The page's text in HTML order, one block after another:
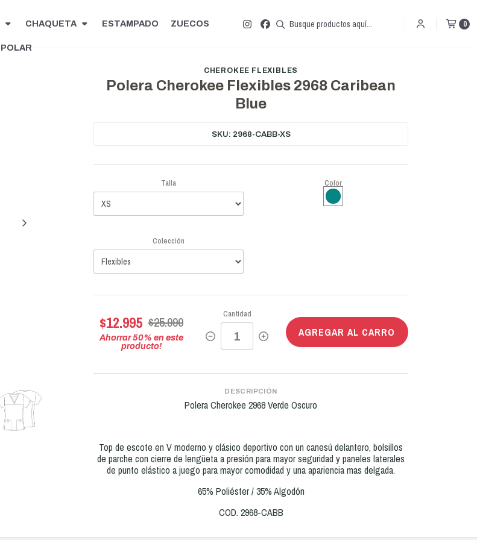
CHAQUETA ESTAMPADO ZUECOS
POLAR
0
CHEROKEE FLEXIBLES
Polera Cherokee Flexibles 2968 Caribean
Blue
SKU: 2968-CABB-XS
Talla Color
Colección
$12.995 $25.990
Ahorrar50% en este
producto!
Cantidad
AGREGAR AL CARRO
DESCRIPCIÓN
Polera Cherokee 2968 Verde Oscuro
Top de escote en V moderno y clásico deportivo con un canesú delantero, bolsillos
de parche con cierre de lengüeta a presión para mayor seguridad y paneles laterales
de punto elástico a juego para mayor comodidad y una apariencia mas delgada.
65% Poliéster / 35% Algodón
COD. 2968-CABB